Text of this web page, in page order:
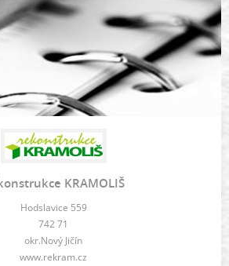
KRAMOLIŠ
Hodslavice 559
742 71
okr.Nový Jičín
www.rekram.cz